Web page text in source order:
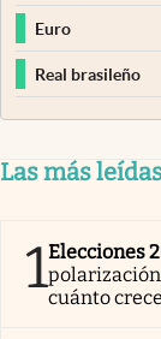
Euro
Real brasileño
Las más
1Elecciones
cuánto